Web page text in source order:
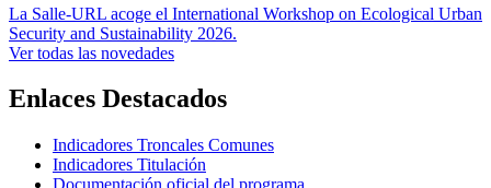
La Salle-URL acoge el International Workshop on Ecological Urban
Security and Sustainability 2026.
Ver todas las novedades
Enlaces Destacados
Indicadores Troncales Comunes
Indicadores Titulación